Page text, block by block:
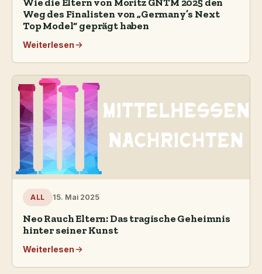
Wie die Eltern von Moritz GNTM 2025 den
Weg des Finalisten von „Germany’s Next
Top Model“ geprägt haben
Weiterlesen
ALL 15. Mai 2025
Neo Rauch Eltern: Das tragische Geheimnis
hinter seiner Kunst
Weiterlesen